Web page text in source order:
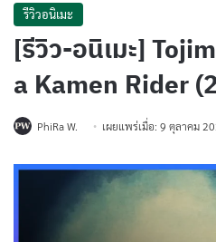
รีวิวอนิเมะ
[รีวิว-อนิเมะ]
a Kamen Rider
PhiRa W. เผยแพร่เมื่อ: 9 ตุลาคม